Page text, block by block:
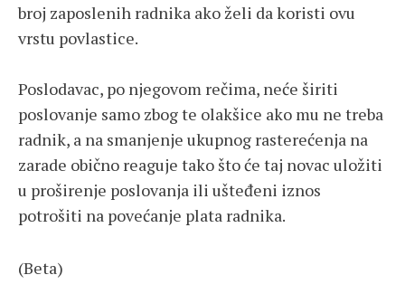
broj zaposlenih radnika ako želi da koristi ovu
vrstu povlastice.
Poslodavac, po njegovom rečima, neće širiti
poslovanje samo zbog te olakšice ako mu ne treba
radnik, a na smanjenje ukupnog rasterećenja na
zarade obično reaguje tako što će taj novac uložiti
u proširenje poslovanja ili ušteđeni iznos
potrošiti na povećanje plata radnika.
(Beta)